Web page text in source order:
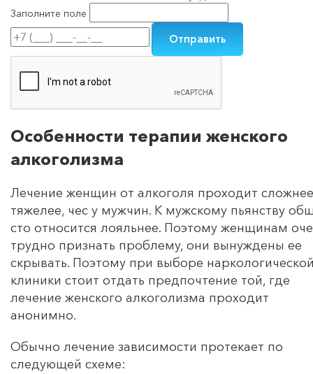
Заполните поле
Особенности терапии женского
алкоголизма
Лечение женщин от алкоголя проходит
тяжелее, чес у мужчин. К мужскому пьянству
сто относится лояльнее. Поэтому женщинам
трудно признать проблему, они вынуждены ее
скрывать. Поэтому при выборе
клиники стоит отдать предпочтение той, где
лечение женского алкоголизма проходит
анонимно.
Обычно лечение зависимости протекает по
следующей схеме: